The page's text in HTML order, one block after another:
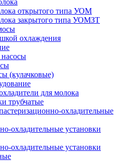
открытого типа УОМ
закрытого типа УОМЗТ
охлаждения
(кулачковые)
для молока
трубчатые
охладительные
охладительные установки
охладительные установки